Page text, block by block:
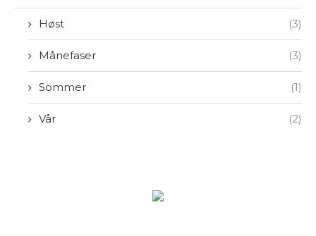
Høst (3)
Månefaser (3)
Sommer (1)
Vår (2)